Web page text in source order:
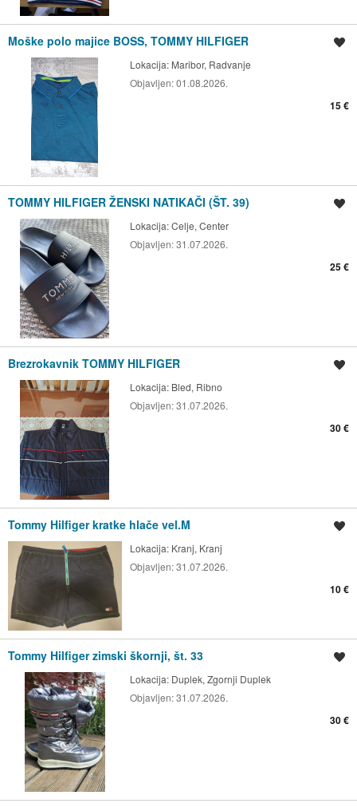
Moške polo majice BOSS, TOMMY HILFIGER
Lokacija: Maribor, Radvanje
Objavljen:01.08.2026.
15 €
TOMMY HILFIGER ŽENSKI NATIKAČI (ŠT. 39)
Lokacija:Celje, Center
Objavljen:31.07.2026.
25 €
Brezrokavnik TOMMY HILFIGER
Lokacija: Bled, Ribno
Objavljen:31.07.2026.
30 €
Tommy Hilfiger kratke hlače vel.M
Lokacija: Kranj, Kranj
Objavljen:31.07.2026.
10 €
Tommy Hilfiger zimski škornji, št. 33
Lokacija: Duplek, Zgornji Duplek
Objavljen:31.07.2026.
30 €